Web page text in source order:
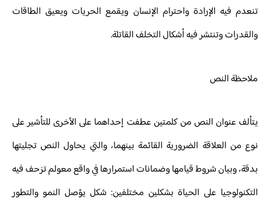
تنعدم فيه الإرادة واحترام الإنسان ويقمع الحريات ويعيق الطاقات
والقدرات وتنتشر فيه أشكال التخلف القاتلة.
ملاحظة النص
يتألف عنوان النص من كلمتين عطفت إحداهما على الأخرى للتأشير على
نوع من العلاقة الضرورية القائمة بينهما، والتي يحاول النص تجليتها
بدقة، وبيان شروط قيامها وضمانات استمرارها في واقع معولم تزحف فيه
التكنولوجيا على الحياة بشكلين مختلفين: شكل يؤصل النمو والتطور